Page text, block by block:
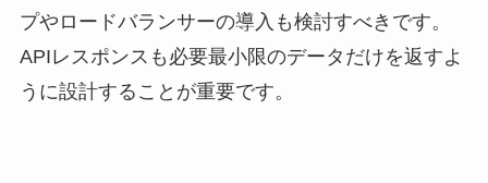
プやロードバランサーの導入も検討すべきです。
APIレスポンスも必要最小限のデータだけを返すよ
うに設計することが重要です。